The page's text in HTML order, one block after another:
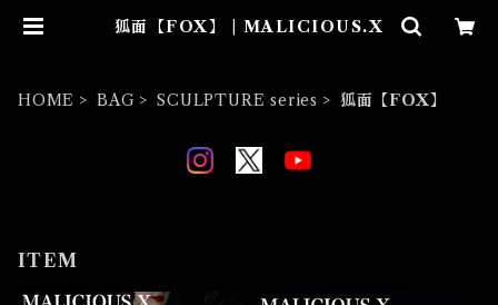
狐面【FOX】 | MALICIOUS.X
HOME BAG SCULPTURE series 狐面【FOX】
ITEM